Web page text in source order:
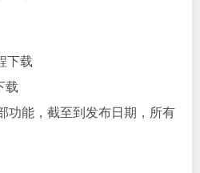
下载
载
功能，截至到发布日期，所有